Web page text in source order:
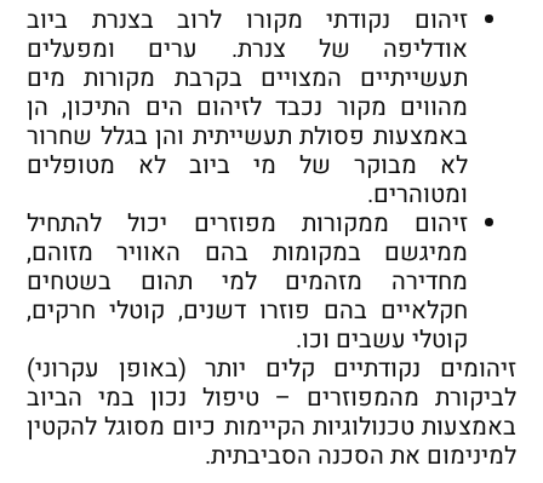
זיהום נקודתי מקורו לרוב בצנרת ביוב
אודליפה של צנרת. ערים ומפעלים
תעשייתיים המצויים בקרבת מקורות מים
מהווים מקור נכבד לזיהום הים התיכון, הן
באמצעות פסולת תעשייתית והן בגלל שחרור
לא מבוקר של מי ביוב לא מטופלים
ומטוהרים.
זיהום ממקורות מפוזרים יכול להתחיל
ממיגשם במקומות בהם האוויר מזוהם,
מחדירה מזהמים למי תהום בשטחים
חקלאיים בהם פוזרו דשנים, קוטלי חרקים,
קוטלי עשבים וכו.
זיהומים נקודתיים קלים יותר (באופן עקרוני)
לביקורת מהמפוזרים – טיפול נכון במי הביוב
באמצעות טכנולוגיות הקיימות כיום מסוגל להקטין
למינימום את הסכנה הסביבתית.